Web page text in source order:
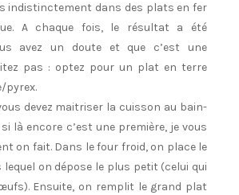
indistinctement dans des plats en fer
A chaque fois, le résultat a été
avez un doute et que c’est une
pas : optez pour un plat en terre
pyrex.
devez maitriser la cuisson au bain-
là encore c’est une première, je vous
on fait. Dans le four froid, on place le
on dépose le plus petit (celui qui
Ensuite, on remplit le grand plat